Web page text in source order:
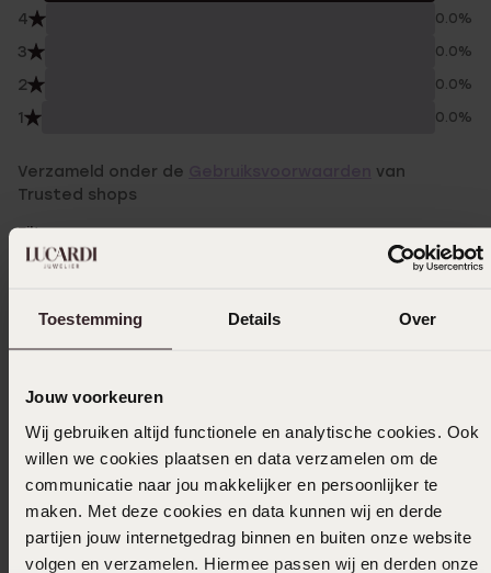
Toestemming Details Over
Jouw voorkeuren
Wij gebruiken altijd functionele en analytische cookies. Ook
willen we cookies plaatsen en data verzamelen om de
communicatie naar jou makkelijker en persoonlijker te
maken. Met deze cookies en data kunnen wij en derde
partijen jouw internetgedrag binnen en buiten onze website
volgen en verzamelen. Hiermee passen wij en derden onze
4 0.0%
3 0.0%
2 0.0%
1 0.0%
Verzameld onder de
van
Trusted shops
Filter
21-05-2025 - Annemieke J.
30-06-2024 - Alie
Mooi materiaal en ik kring alleen maar
complimenten